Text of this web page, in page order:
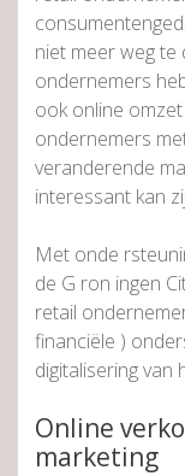
niet meer weg te
ondernemers
ook online
ondernemers
veranderende
interessant kan
Met onde
de G ron ingen
retail
financiële )
digitalisering van
Online
marketing